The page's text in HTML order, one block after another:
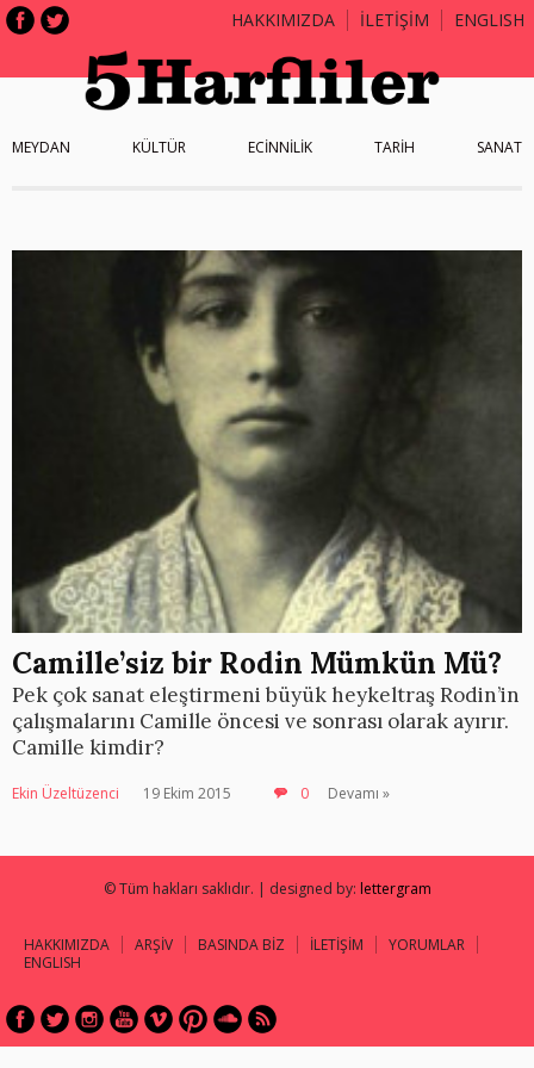
HAKKIMIZDA İLETİŞİM ENGLISH
MEYDAN KÜLTÜR ECİNNİLİK TARİH SANAT
Camille’siz bir Rodin Mümkün Mü?
Pek çok sanat eleştirmeni büyük heykeltraş Rodin’in
çalışmalarını Camille öncesi ve sonrası olarak ayırır.
Camille kimdir?
Ekin Üzeltüzenci 19 Ekim 2015 0 Devamı »
© Tüm hakları saklıdır. | designed by: lettergram
HAKKIMIZDA ARŞİV BASINDA BİZ İLETİŞİM
YORUMLAR
ENGLISH